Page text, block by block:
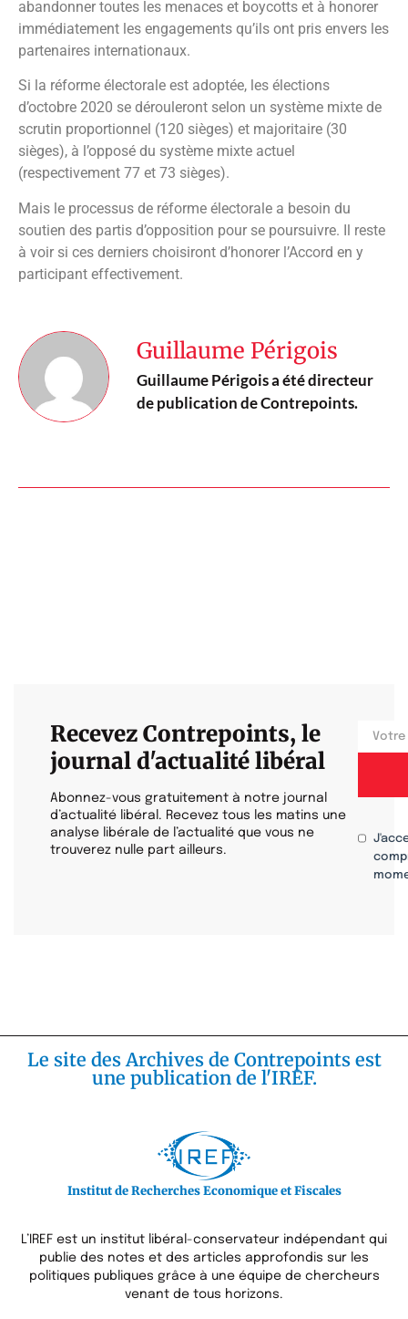
abandonner toutes les menaces et boycotts et à honorer
immédiatement les engagements qu’ils ont pris envers les
partenaires internationaux.
Si la réforme électorale est adoptée, les élections
d’octobre 2020 se dérouleront selon un système mixte de
scrutin proportionnel (120 sièges) et majoritaire (30
sièges), à l’opposé du système mixte actuel
(respectivement 77 et 73 sièges).
Mais le processus de réforme électorale a besoin du
soutien des partis d’opposition pour se poursuivre. Il reste
à voir si ces derniers choisiront d’honorer l’Accord en y
participant effectivement.
Guillaume Périgois
Guillaume Périgois a été directeur
de publication de Contrepoints.
Recevez Contrepoints, le
journal d'actualité libéral
Abonnez-vous gratuitement à notre journal
d’actualité libéral. Recevez tous les matins une
analyse libérale de l’actualité que vous ne
trouverez nulle part ailleurs.
Le site des Archives de Contrepoints est
une publication de l'IREF.
Institut de Recherches Economique et Fiscales
L’IREF est un institut libéral-conservateur indépendant qui
publie des notes et des articles approfondis sur les
politiques publiques grâce à une équipe de chercheurs
venant de tous horizons.